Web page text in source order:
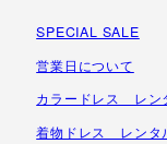
SPECIAL SALE
営業日について
カラードレス レン
着物ドレス レン